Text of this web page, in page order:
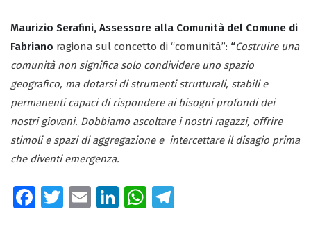
Maurizio Serafini, Assessore alla Comunità del Comune di
Fabriano ragiona sul concetto di “comunità”: “Costruire una
comunità non significa solo condividere uno spazio
geografico, ma dotarsi di strumenti strutturali, stabili e
permanenti capaci di rispondere ai bisogni profondi dei
nostri giovani. Dobbiamo ascoltare i nostri ragazzi, offrire
stimoli e spazi di aggregazione e intercettare il disagio prima
che diventi emergenza.
Fa T E Li W